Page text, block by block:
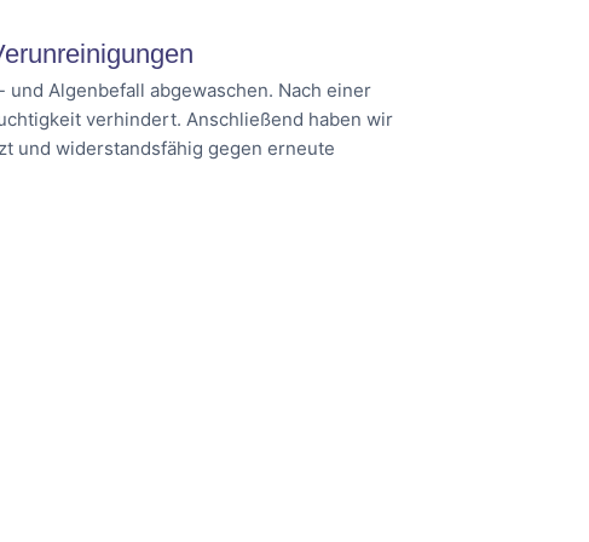
Algenbefall abgewaschen. Nach einer
verhindert. Anschließend haben wir
und widerstandsfähig gegen erneute